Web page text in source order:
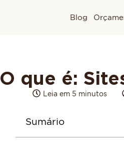
Blog
O que é:
Leia em 5 minutos
Sumário